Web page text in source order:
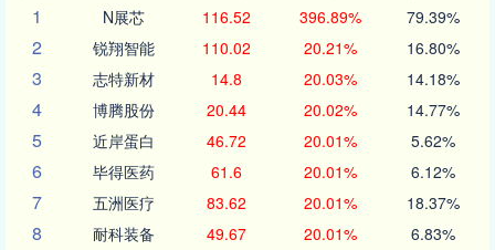
1
N展芯 116.52 396.89% 79.39%
2 锐翔智能 110.02 20.21% 16.80%
3 志特新材 14.8 20.03% 14.18%
4 博腾股份 20.44 20.02% 14.77%
5 近岸蛋白 46.72 20.01% 5.62%
6 毕得医药 61.6 20.01% 6.12%
7 五洲医疗 83.62 20.01% 18.37%
8 耐科装备 49.67 20.01% 6.83%